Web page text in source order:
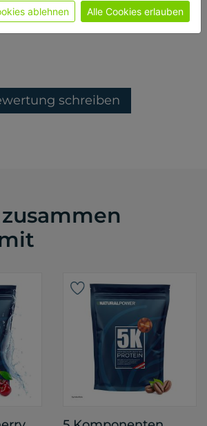
schreiben
finden sie in unserer
bzw. im Impressum
ablehnen Alle Cookies erlauben